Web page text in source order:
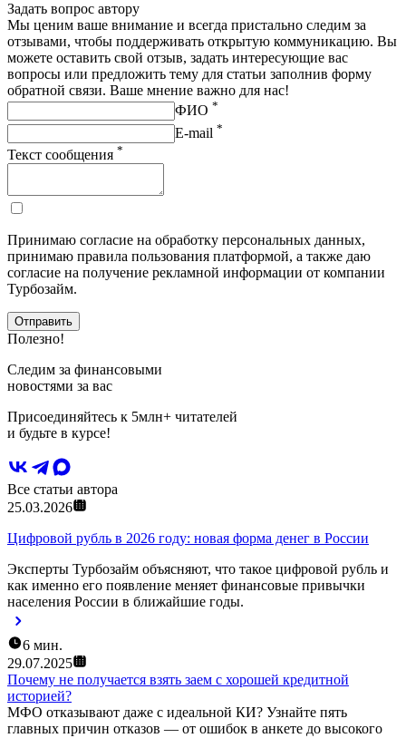
Задать вопрос автору
Мы ценим ваше внимание и всегда пристально следим за
отзывами, чтобы поддерживать открытую коммуникацию. Вы
можете оставить свой отзыв, задать интересующие вас
вопросы или предложить тему для статьи заполнив форму
обратной связи. Ваше мнение важно для нас!
ФИО *
E-mail *
Текст сообщения *
Принимаю согласие на обработку персональных данных,
принимаю правила пользования платформой, а также даю
согласие на получение рекламной информации от компании
Турбозайм.
Отправить
Полезно!
Следим за финансовыми
новостями за вас
Присоединяйтесь к 5млн+ читателей
и будьте в курсе!
Все статьи автора
25.03.2026
Цифровой рубль в 2026 году: новая форма денег в России
Эксперты Турбозайм объясняют, что такое цифровой рубль и
как именно его появление меняет финансовые привычки
населения России в ближайшие годы.
6 мин.
29.07.2025
Почему не получается взять заем с хорошей кредитной
историей?
МФО отказывают даже с идеальной КИ? Узнайте пять
главных причин отказов — от ошибок в анкете до высокого